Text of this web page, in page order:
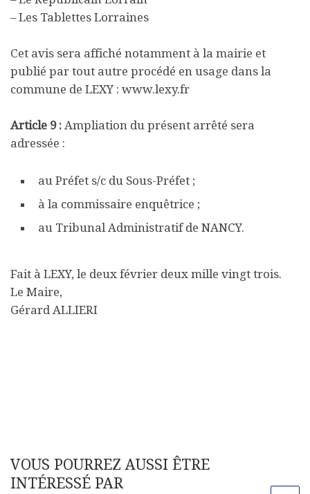
– Les Tablettes Lorraines
Cet avis sera affiché notamment à la mairie et
publié par tout autre procédé en usage dans la
commune de LEXY : www.lexy.fr
Article 9 : Ampliation du présent arrêté sera
adressée :
au Préfet s/c du Sous-Préfet ;
à la commissaire enquêtrice ;
au Tribunal Administratif de NANCY.
Fait à LEXY, le deux février deux mille vingt trois.
Le Maire,
Gérard ALLIERI
VOUS POURREZ AUSSI ÊTRE
INTÉRESSÉ PAR